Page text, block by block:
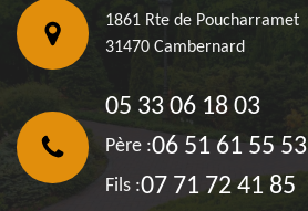
1861 Rte de Poucharramet
31470 Cambernard
05 33 06 18 03
Père :06 51 61 55 53
Fils :07 71 72 41 85